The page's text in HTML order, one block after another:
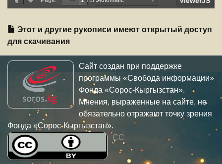
Этот и другие рукописи имеют открытый доступ
для скачивания
Сайт создан при поддержке
программы «Свобода информации»
Фонда «Сорос-Кыргызстан».
Мнения, выраженные на сайте, не
обязательно отражают точку зрения
Фонда «Сорос-Кыргызстан».
CC